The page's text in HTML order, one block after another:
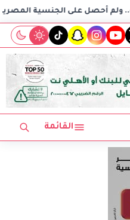
استغاثة المصرية
youtube
instagram
snapchat
tiktok
القائمة